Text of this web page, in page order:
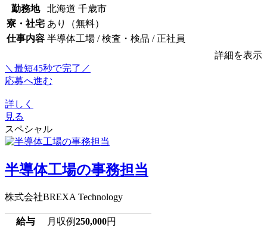
勤務地
北海道 千歳市
寮・社宅 あり（無料）
仕事内容 半導体工場 / 検査・検品 / 正社員
詳細を表示
＼最短45秒で完了／
応募へ進む
詳しく
見る
スペシャル
半導体工場の事務担当
株式会社BREXA Technology
給与 月収例250,000円